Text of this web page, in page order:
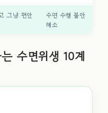
그냥 편안
수면 수행 불안
해소
수면위생 10계